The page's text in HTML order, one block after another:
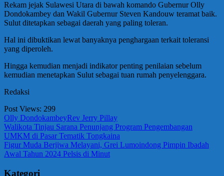
Rekam jejak Sulawesi Utara di bawah komando Gubernur Olly
Dondokambey dan Wakil Gubernur Steven Kandouw teramat baik.
Sulut ditetapkan sebagai daerah yang paling toleran.
Hal ini dibuktikan lewat banyaknya penghargaan terkait toleransi
yang diperoleh.
Hingga kemudian menjadi indikator penting penilaian sebelum
kemudian menetapkan Sulut sebagai tuan rumah penyelenggara.
Redaksi
Post Views: 299
Olly DondokambeyRev Jerry Pillay
Navigasi
pos
Previous
Post:
Walikota Tinjau Sarana Penunjang Program Pengembangan
UMKM di Pasar Tematik Tongkaina
Next
Post:
Figur Muda Berjiwa Melayani, Grei Lumoindong Pimpin Ibadah
Awal Tahun 2024 Pelsis di Minut
Kategori